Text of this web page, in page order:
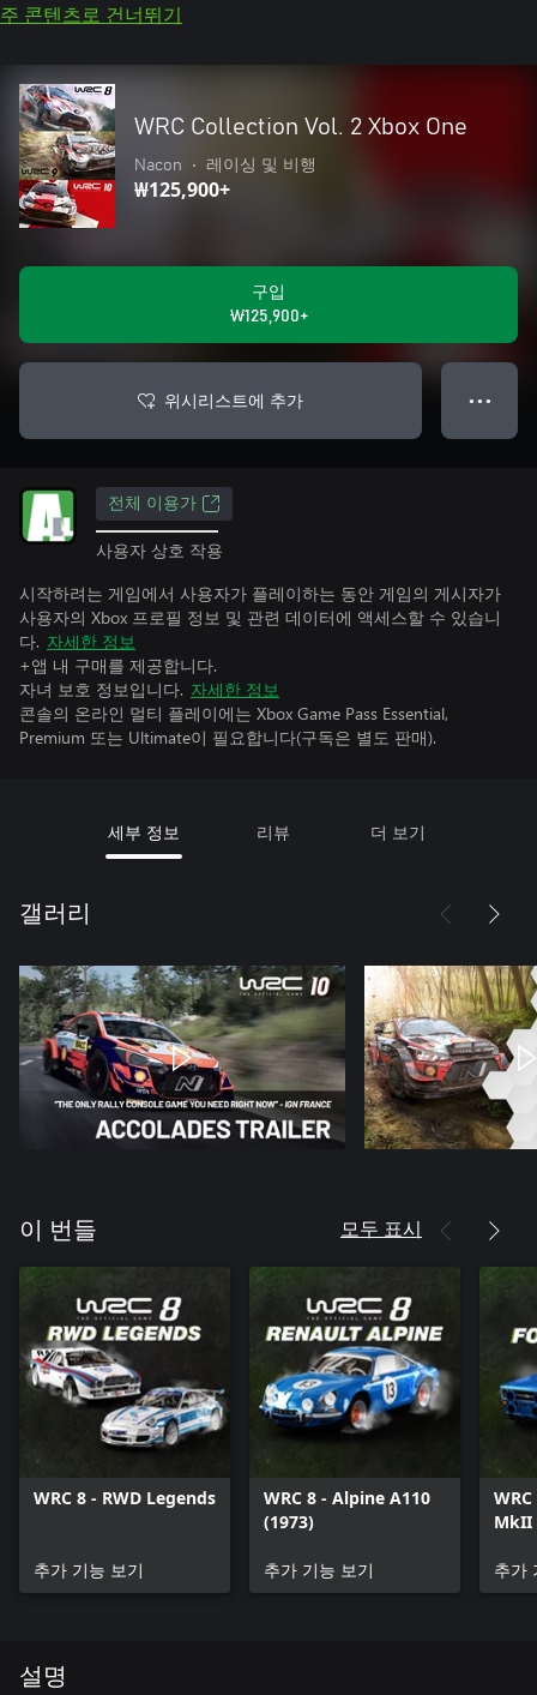
주 콘텐츠로 건너뛰기
WRC Collection Vol. 2 Xbox One
Nacon • 레이싱 및 비행
₩125,900+
구입
₩125,900+
위시리스트에 추가 ● ● ●
전체 이용가
사용자 상호 작용
시작하려는 게임에서 사용자가 플레이하는 동안 게임의 게시자가
사용자의 Xbox 프로필 정보 및 관련 데이터에 액세스할 수 있습니
다. 자세한 정보
+앱 내 구매를 제공합니다.
자녀 보호 정보입니다. 자세한 정보
콘솔의 온라인 멀티 플레이에는 Xbox Game Pass Essential,
Premium 또는 Ultimate이 필요합니다(구독은 별도 판매).
세부 정보 리뷰 더 보기
갤러리
이 번들 모두 표시
WRC 8 - RWD Legends
추가 기능 보기
WRC 8 - Alpine A110
(1973)
추가 기능 보기
MkII
추가
설명